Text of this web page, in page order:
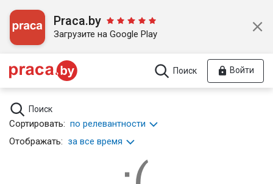
Praca.by
Загрузите на Google Play
Поиск Войти
Поиск
Сортировать: по релевантности
Отображать: за все время